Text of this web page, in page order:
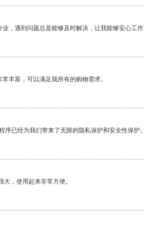
，遇到问题总是能够及时解决，让我能够安心工
丰富，可以满足我所有的购物需求。
序已经为我们带来了无限的隐私保护和安全性保护
，使用起来非常方便。